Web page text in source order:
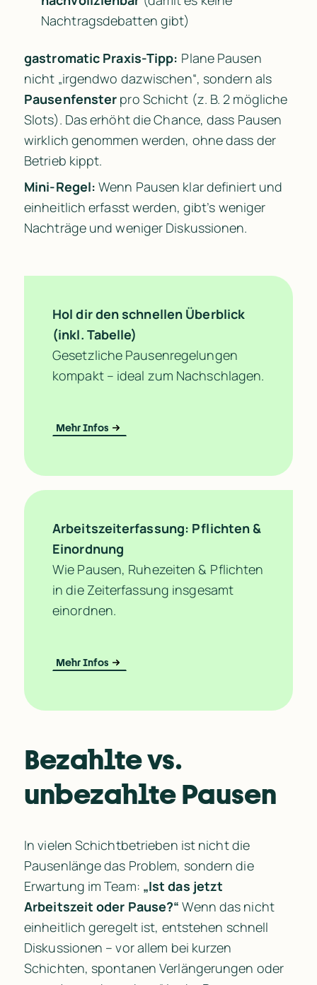
Nachtragsdebatten gibt)
gastromatic Praxis-Tipp: Plane Pausen
Pausenfenster pro Schicht (z. B. 2 mögliche
Slots). Das erhöht die Chance, dass Pausen
wirklich genommen werden, ohne dass der
Betrieb kippt.
Mini-Regel: Wenn Pausen klar definiert und
einheitlich erfasst werden, gibt’s weniger
Nachträge und weniger Diskussionen.
Hol dir den schnellen Überblick
(inkl. Tabelle)
Gesetzliche Pausenregelungen
kompakt – ideal zum Nachschlagen.
Mehr Infos
Arbeitszeiterfassung: Pflichten &
Einordnung
Wie Pausen, Ruhezeiten & Pflichten
in die Zeiterfassung insgesamt
einordnen.
Mehr Infos
Bezahlte vs.
unbezahlte Pausen
In vielen Schichtbetrieben ist nicht die
Pausenlänge das Problem, sondern die
Erwartung im Team: „Ist das jetzt
Arbeitszeit oder Pause?“ Wenn das nicht
einheitlich geregelt ist, entstehen schnell
Diskussionen – vor allem bei kurzen
Schichten, spontanen Verlängerungen oder